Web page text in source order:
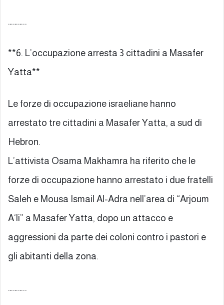
………..
**6. L’occupazione arresta 3 cittadini a Masafer
Yatta**
Le forze di occupazione israeliane hanno
arrestato tre cittadini a Masafer Yatta, a sud di
Hebron.
L’attivista Osama Makhamra ha riferito che le
forze di occupazione hanno arrestato i due fratelli
Saleh e Mousa Ismail Al-Adra nell’area di “Arjoum
A‘li” a Masafer Yatta, dopo un attacco e
aggressioni da parte dei coloni contro i pastori e
gli abitanti della zona.
………..